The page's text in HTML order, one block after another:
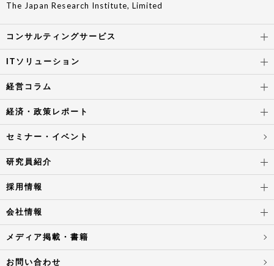
The Japan Research Institute, Limited
コンサルティングサービス
ITソリューション
経営コラム
経済・政策レポート
セミナー・イベント
研究員紹介
採用情報
会社情報
メディア掲載・書籍
お問い合わせ